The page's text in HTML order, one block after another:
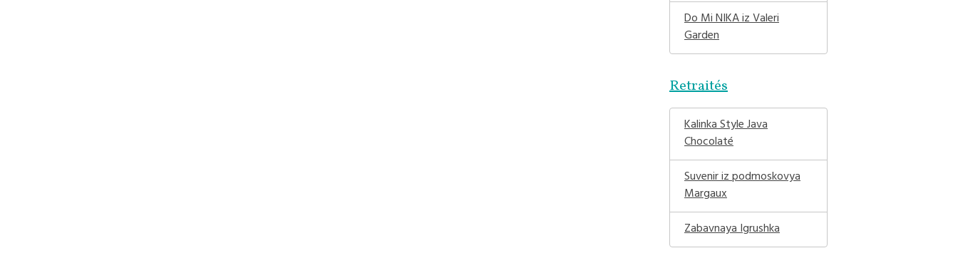
Do Mi NIKA iz Valeri
Garden
Retraités
Kalinka Style Java
Chocolaté
Suvenir iz podmoskovya
Margaux
Zabavnaya Igrushka